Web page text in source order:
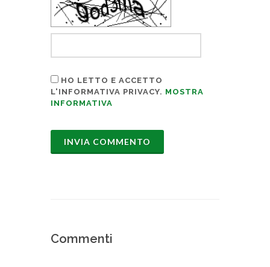
HO LETTO E ACCETTO
L'INFORMATIVA PRIVACY. MOSTRA
INFORMATIVA
Commenti